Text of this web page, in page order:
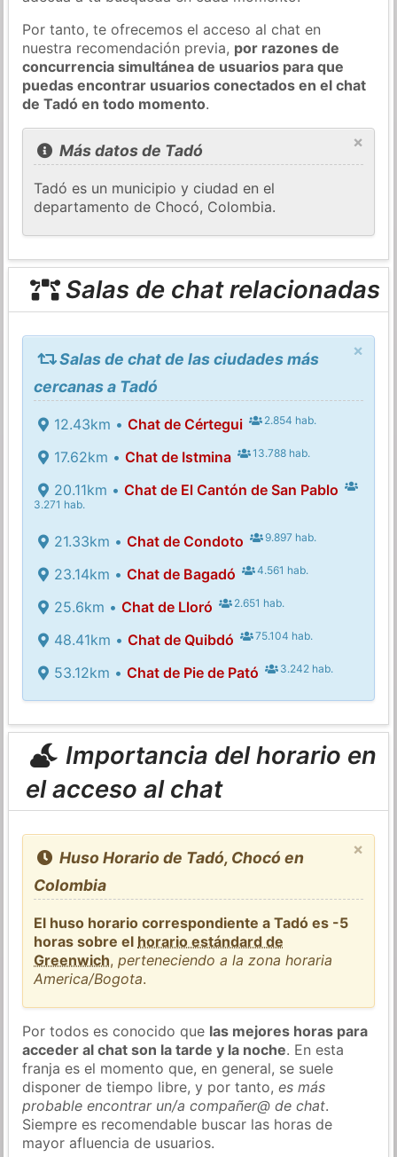
Por tanto, te ofrecemos el acceso al chat en
nuestra recomendación previa, por razones de
concurrencia simultánea de usuarios para que
puedas encontrar usuarios conectados en el chat
de Tadó en todo momento.
×
Más datos de Tadó
Tadó es un municipio y ciudad en el
departamento de Chocó, Colombia.
Salas de chat relacionadas
×
Salas de chat de las ciudades más
cercanas a Tadó
12.43km • Chat de Cértegui 2.854 hab.
17.62km • Chat de Istmina 13.788 hab.
20.11km • Chat de El Cantón de San Pablo
3.271 hab.
21.33km • Chat de Condoto 9.897 hab.
23.14km • Chat de Bagadó 4.561 hab.
25.6km • Chat de Lloró 2.651 hab.
48.41km • Chat de Quibdó 75.104 hab.
53.12km • Chat de Pie de Pató 3.242 hab.
Importancia del horario en
el acceso al chat
×
Huso Horario de Tadó, Chocó en
Colombia
El huso horario correspondiente a Tadó es -5
horas sobre el horario estándard de
Greenwich,perteneciendo a la zona horaria
America/Bogota.
Por todos es conocido que las mejores horas para
acceder al chat son la tarde y la noche. En esta
franja es el momento que, en general, se suele
disponer de tiempo libre, y por tanto,es más
probable encontrar un/a compañer@ de chat.
Siempre es recomendable buscar las horas de
mayor afluencia de usuarios.